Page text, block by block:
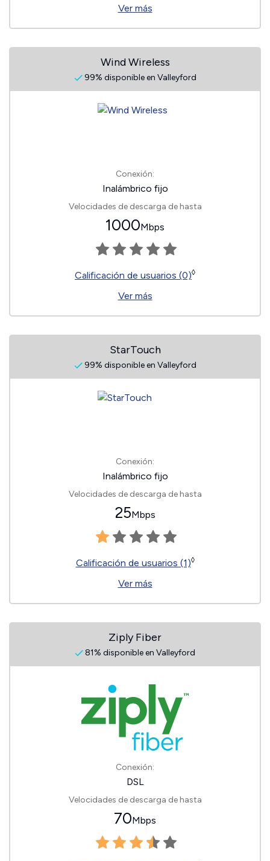
Ver más
Wind Wireless
99% disponible en Valleyford
Conexión:
Inalámbrico fijo
Velocidades de descarga de hasta
1000Mbps
Calificación de usuarios (0)◊
Ver más
StarTouch
99% disponible en Valleyford
Conexión:
Inalámbrico fijo
Velocidades de descarga de hasta
25Mbps
Calificación de usuarios (1)◊
Ver más
Ziply Fiber
81% disponible en Valleyford
Conexión:
DSL
Velocidades de descarga de hasta
70Mbps